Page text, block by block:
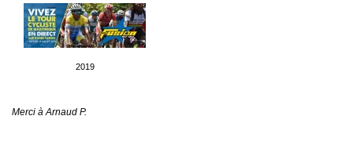
2019
Merci à Arnaud P.